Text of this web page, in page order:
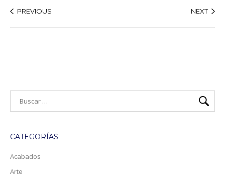
PREVIOUS NEXT
CATEGORÍAS
Acabados
Arte